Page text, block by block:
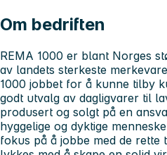
Om bedriften
REMA 1000 er blant Norges
av landets sterkeste
1000 jobbet for å kunne tilby
godt utvalg av dagligvarer til
produsert og solgt på en
hyggelige og dyktige
fokus på å jobbe med de rette